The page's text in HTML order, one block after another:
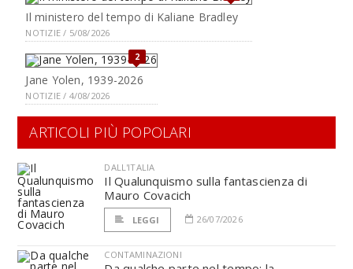
Il ministero del tempo di Kaliane Bradley
NOTIZIE / 5/08/2026
2
Jane Yolen, 1939-2026
NOTIZIE / 4/08/2026
ARTICOLI PIÙ POPOLARI
DALL'ITALIA
Il Qualunquismo sulla fantascienza di
Mauro Covacich
LEGGI 26/07/2026
CONTAMINAZIONI